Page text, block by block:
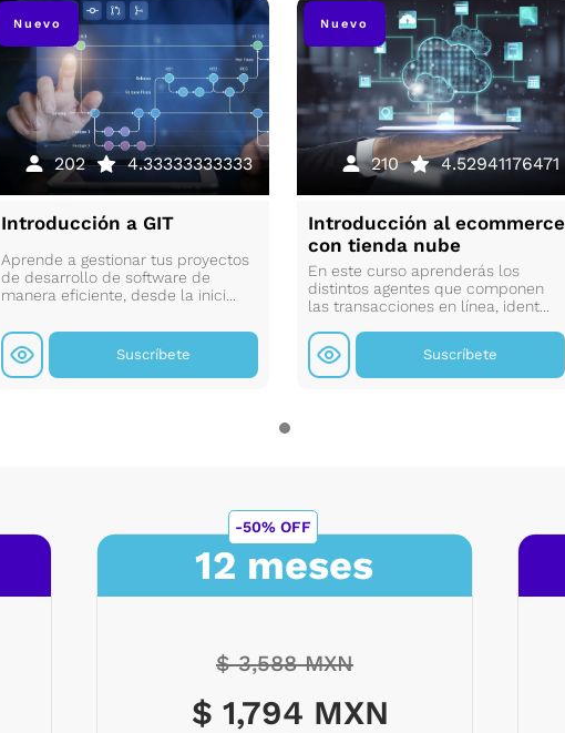
Nuevo
202 4.33333333333
Introducción a GIT
Aprende a gestionar tus proyectos
de desarrollo de software de
manera eficiente, desde la inici...
Suscríbete
Nuevo
210 4.52941176471
Introducción al ecommerce
con tienda nube
En este curso aprenderás los
distintos agentes que componen
las transacciones en línea, ident...
Suscríbete
-50% OFF
12 meses
$ 3,588 MXN
$ 1,794 MXN